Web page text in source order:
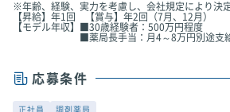
※年齢、経験、実力を考慮し、会社規定により決定
【昇給】年1回 【賞与】年2回（7月、12月）
【モデル年収】■30歳経験者：500万円程度
■薬局長手当：月4～8万円別途支
応募条件
正社員 調剤薬局